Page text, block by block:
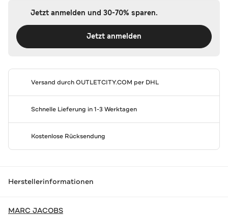
Jetzt anmelden und 30-70% sparen.
Jetzt anmelden
Versand durchOUTLETCITY.COM per DHL
Schnelle Lieferung in 1-3 Werktagen
Kostenlose Rücksendung
Herstellerinformationen
MARC JACOBS